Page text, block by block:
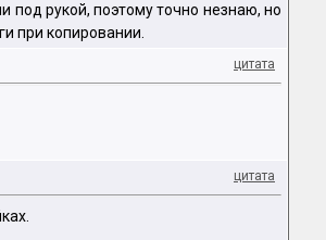
под рукой, поэтому точно незнаю, но
при копировании.
цитата
цитата